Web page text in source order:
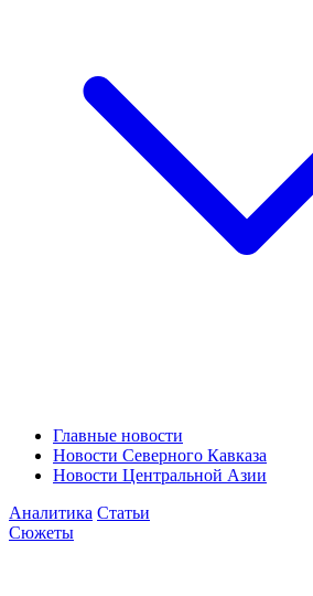
Главные новости
Новости Северного Кавказа
Новости Центральной Азии
Аналитика Статьи
Сюжеты